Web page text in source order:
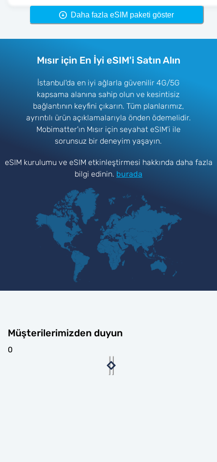
Daha fazla eSIM paketi göster
Mısır için En İyi eSIM'i Satın Alın
İstanbul'da en iyi ağlarla güvenilir 4G/5G
kapsama alanına sahip olun ve kesintisiz
bağlantının keyfini çıkarın. Tüm planlarımız,
ayrıntılı ürün açıklamalarıyla önden ödemelidir.
Mobimatter'ın Mısır için seyahat eSIM'i ile
sorunsuz bir deneyim yaşayın.
eSIM kurulumu ve eSIM etkinleştirmesi hakkında daha fazla
bilgi edinin. burada
Müşterilerimizden duyun
0